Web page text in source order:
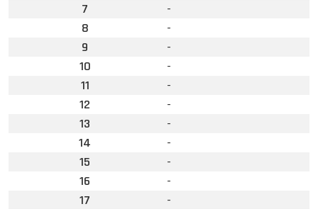
7
-
8
-
9
-
10
-
11
-
12
-
13
-
14
-
15
-
16
-
17
-